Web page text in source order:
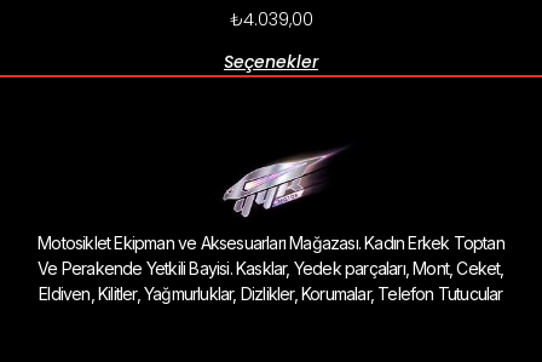
₺4.039,00
Seçenekler
Motosiklet Ekipman ve Aksesuarları Mağazası. Kadın Erkek Toptan
Ve Perakende Yetkili Bayisi. Kasklar, Yedek parçaları, Mont, Ceket,
Eldiven, Kilitler, Yağmurluklar, Dizlikler, Korumalar, Telefon Tutucular